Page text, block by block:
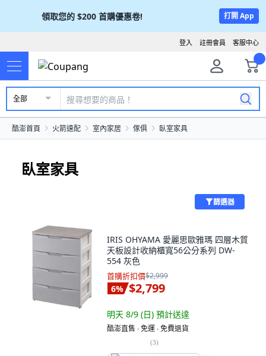
領取您的 $200 首購優惠卷! 打開 App
客服中心
註冊會員
登入
全部
酷澎首頁 火箭速配 室內家居 傢俱 臥室家具
臥室家具
篩選器
IRIS OHYAMA 愛麗思歐雅瑪 四層木質
天板設計收納櫃寬56公分系列 DW-
554 灰色
首購折扣價$2,999
6% $2,799
明天 8/9 (日) 預計送達
酷澎直售 ∙ 免運 ∙ 免費退貨
(3)